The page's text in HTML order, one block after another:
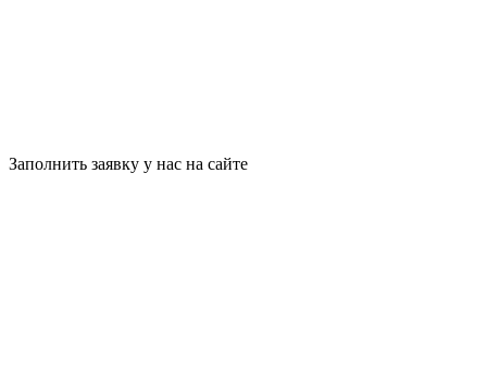
Заполнить заявку у нас на сайте